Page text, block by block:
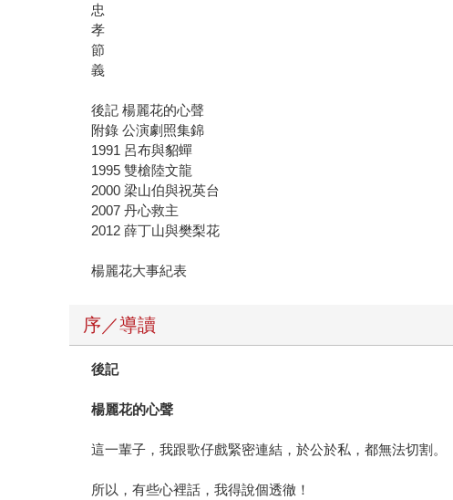
忠
孝
節
義
後記 楊麗花的心聲
附錄 公演劇照集錦
1991 呂布與貂蟬
1995 雙槍陸文龍
2000 梁山伯與祝英台
2007 丹心救主
2012 薛丁山與樊梨花
楊麗花大事紀表
序／導讀
後記
楊麗花的心聲
這一輩子，我跟歌仔戲緊密連結，於公於私，都無法切割。
所以，有些心裡話，我得說個透徹！